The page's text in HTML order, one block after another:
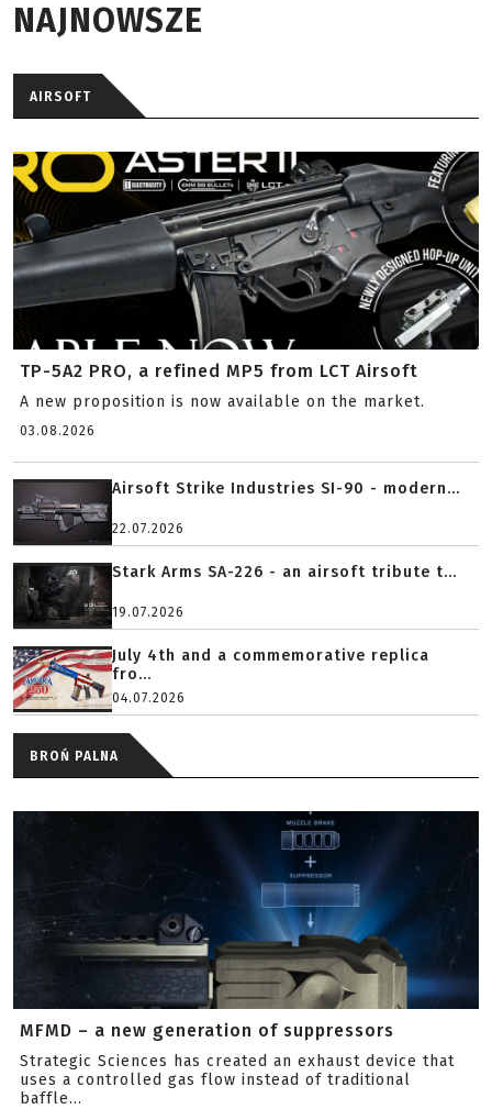
NAJNOWSZE
AIRSOFT
TP-5A2 PRO, a refined MP5 from LCT Airsoft
A new proposition is now available on the market.
03.08.2026
Airsoft Strike Industries SI-90 - modern...
22.07.2026
Stark Arms SA-226 - an airsoft tribute t...
19.07.2026
July 4th and a commemorative replica
fro...
04.07.2026
BROŃ PALNA
MFMD – a new generation of suppressors
Strategic Sciences has created an exhaust device that
uses a controlled gas flow instead of traditional
baffle...